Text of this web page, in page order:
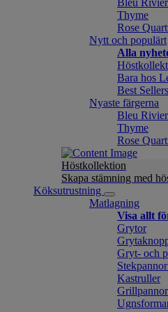
Bleu
Thyme
Rose
Nytt och populärt
Alla
Bara hos
Best Sellers
Nyaste färgerna
Bleu
Thyme
Rose
Höstkollektion
Skapa stämning med
Köksutrustning
Matlagning
Visa allt
Grytor
Gryt- och
Kastruller
Grillpannor